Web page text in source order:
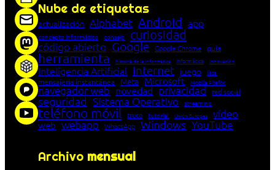
Nube de etiquetas
actualización Alphabet Android app
concepto informático consejo curiosidad
código abierto Google Google Chrome guía
herramienta historia de la Informática Informática innovación
Inteligencia Artificial Internet juego lista
mensajería instantánea Meta Microsoft Mozilla Firefox
navegador web novedad privacidad red social
seguridad Sistema Operativo streaming
teléfono móvil truco tutorial Unión Europea vídeo
web webapp WhatsApp Windows YouTube
Archivo mensual